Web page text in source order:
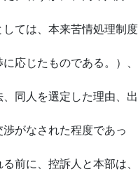
ては、本来苦情処理制度
応じたものである。）、
同人を選定した理由、出
がなされた程度であっ
前に、控訴人と本部は、